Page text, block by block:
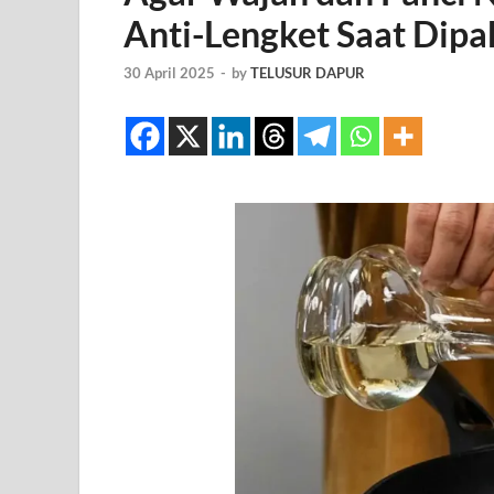
Anti-Lengket Saat
30 April 2025 - byTELUSUR DAPUR